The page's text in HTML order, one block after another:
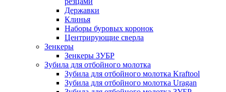
Державки
Клинья
Наборы буровых коронок
Центрирующие сверла
Зенкеры
Зенкеры ЗУБР
Зубила для отбойного молотка
Зубила для отбойного молотка Kraftool
Зубила для отбойного молотка Uragan